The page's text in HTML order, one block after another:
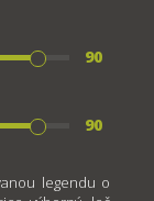
90
90
legendu o